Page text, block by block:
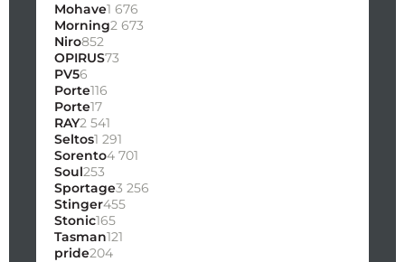
Mohave1 676
Morning2 673
Niro852
OPIRUS73
PV56
Porte116
Porte17
RAY2 541
Seltos1 291
Sorento4 701
Soul253
Sportage3 256
Stinger455
Stonic165
Tasman121
pride204